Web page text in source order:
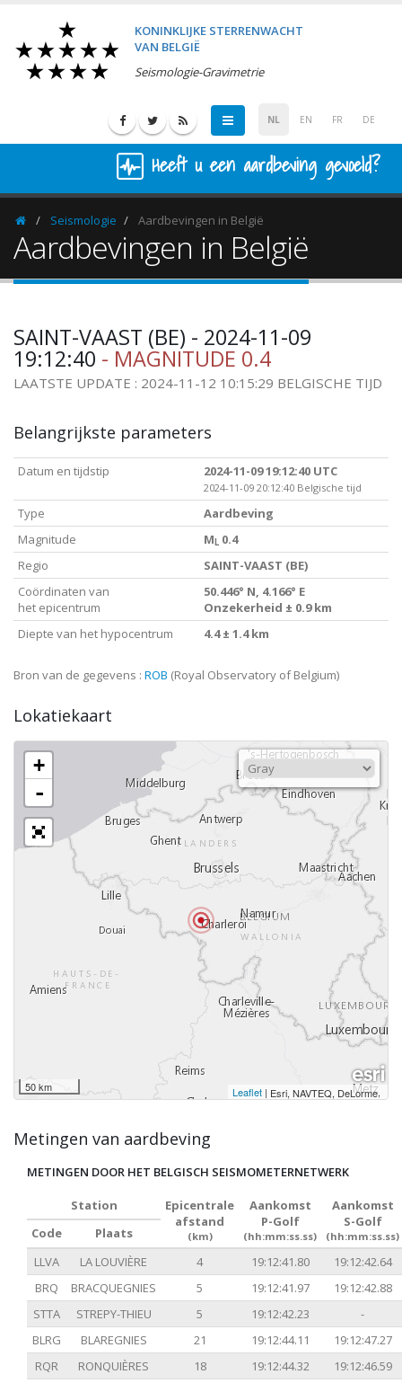
KONINKLIJKE STERRENWACHT
VAN BELGIË
Seismologie-Gravimetrie
NL EN FR DE
Heeft u een aardbeving gevoeld?
HomepageSeismologie Aardbevingen in België
Aardbevingen in België
SAINT-VAAST (BE) - 2024-11-09
19:12:40 - MAGNITUDE 0.4
LAATSTE UPDATE : 2024-11-12 10:15:29 BELGISCHE TIJD
Belangrijkste parameters
Datum en tijdstip 2024-11-09 19:12:40 UTC
2024-11-09 20:12:40 Belgische tijd
Type
Aardbeving
Magnitude
M L 0.4
Regio
SAINT-VAAST (BE)
Coördinaten van
het epicentrum
50.446° N, 4.166° E
Onzekerheid ± 0.9 km
Diepte van het hypocentrum
4.4 ± 1.4 km
Bron van de gegevens : ROB (Royal Observatory of Belgium)
Lokatiekaart
+
-
50 km Leaflet | Esri, NAVTEQ, DeLorme,
Metingen van aardbeving
METINGEN DOOR HET BELGISCH SEISMOMETERNETWERK
Station
Epicentrale
afstand
(km)
Aankomst
P-Golf
(hh:mm:ss.ss)
Aankomst
S-Golf
(hh:mm:ss.ss)
Code
Plaats
LLVA
LA LOUVIÈRE 4 19:12:41.80
19:12:42.64
BRQ
BRACQUEGNIES 5 19:12:41.97
19:12:42.88
STTA
STREPY-THIEU 5 19:12:42.23
-
BLRG
BLAREGNIES 21 19:12:44.11
19:12:47.27
RQR
RONQUIÈRES 18 19:12:44.32
19:12:46.59